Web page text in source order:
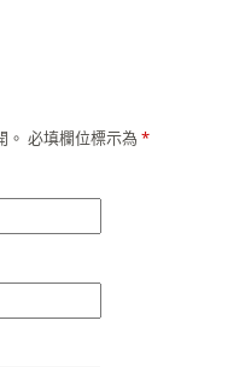
。 必填欄位標示為 *